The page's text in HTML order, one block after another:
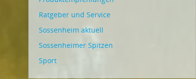
Ratgeber und Service
Sossenheim aktuell
Sossenheimer Spitzen
Sport